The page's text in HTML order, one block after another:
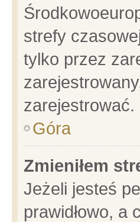
strefy
tylko przez
zarejestrować.
Góra
Zmieniłem
Jeżeli jesteś
prawidłowo, a